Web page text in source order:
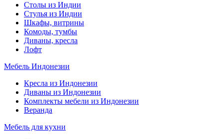
Столы из Индии
Стулья из Индии
Шкафы, витрины
Комоды, тумбы
Диваны, кресла
Лофт
Мебель Индонезии
Кресла из Индонезии
Диваны из Индонезии
Комплекты мебели из Индонезии
Веранда
Мебель для кухни